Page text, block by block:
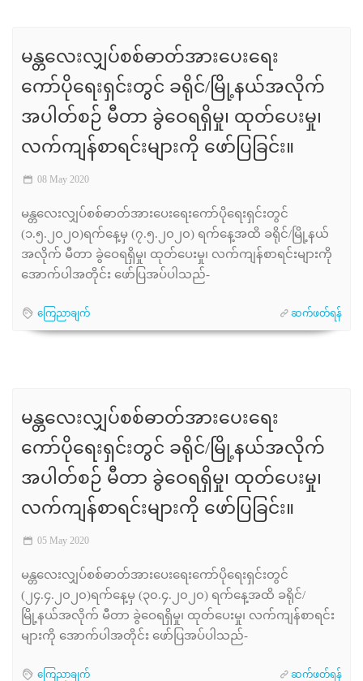
မန္တလေးလျှပ်စစ်ဓာတ်အားပေးရေး
ကော်ပိုရေးရှင်းတွင် ခရိုင်/မြို့နယ်အလိုက်
အပါတ်စဉ် မီတာ ခွဲဝေရရှိမှု၊ ထုတ်ပေးမှု၊
လက်ကျန်စာရင်းများကို ဖော်ပြခြင်း။
08 May 2020
မန္တလေးလျှပ်စစ်ဓာတ်အားပေးရေးကော်ပိုရေးရှင်းတွင်
(၁.၅.၂၀၂၀)ရက်နေ့မှ (၇.၅.၂၀၂၀) ရက်နေ့အထိ ခရိုင်/မြို့နယ်
အလိုက် မီတာ ခွဲဝေရရှိမှု၊ ထုတ်ပေးမှု၊ လက်ကျန်စာရင်းများကို
အောက်ပါအတိုင်း ဖော်ပြအပ်ပါသည်-
ကြေညာချက် ဆက်ဖတ်ရန်
မန္တလေးလျှပ်စစ်ဓာတ်အားပေးရေး
ကော်ပိုရေးရှင်းတွင် ခရိုင်/မြို့နယ်အလိုက်
အပါတ်စဉ် မီတာ ခွဲဝေရရှိမှု၊ ထုတ်ပေးမှု၊
လက်ကျန်စာရင်းများကို ဖော်ပြခြင်း။
05 May 2020
မန္တလေးလျှပ်စစ်ဓာတ်အားပေးရေးကော်ပိုရေးရှင်းတွင်
(၂၄.၄.၂၀၂၀)ရက်နေ့မှ (၃၀.၄.၂၀၂၀) ရက်နေ့အထိ ခရိုင်/
မြို့နယ်အလိုက် မီတာ ခွဲဝေရရှိမှု၊ ထုတ်ပေးမှု၊ လက်ကျန်စာရင်း
များကို အောက်ပါအတိုင်း ဖော်ပြအပ်ပါသည်-
ကြေညာချက် ဆက်ဖတ်ရန်